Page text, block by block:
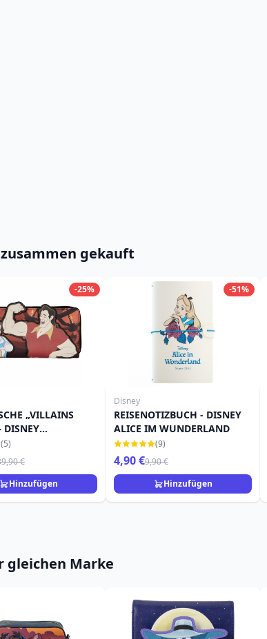
gekauft
-25%
„VILLAINS
DISNEY
(5)
€
Hinzufügen
-51%
Disney
REISENOTIZBUCH - DISNEY
ALICE IM WUNDERLAND
(9)
4,90 €9,90 €
Hinzufügen
gleichen Marke